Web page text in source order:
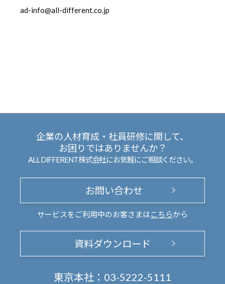
ad-info@all-different.co.jp
企業の人材育成・社員研修に関して、
お困りではありませんか？
ALL DIFFERENT株式会社にお気軽にご相談ください。
お問い合わせ
サービスをご利用中のお客さまは こちらから
資料ダウンロード
東京本社： 03-5222-5111